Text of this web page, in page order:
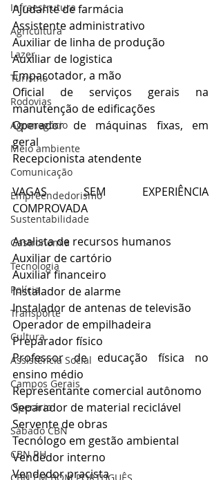
Infraestrutura
Agricultura
Lazer
Turismo
Rodovias
Agronegócio
Meio ambiente
Comunicação
Empreendedorismo
Sustentabilidade
Gastronomia
Tecnologia
Polícia
Transporte
Cultura
Assistência Social
Campos Gerais
Operário
Sábado CBN
CBN RH
Ajudante de farmácia
Assistente administrativo
Auxiliar de linha de produção
Auxiliar de logistica
Empacotador, a mão
Oficial de serviços gerais na
manutenção de edificações
Operador de máquinas fixas, em
geral
Recepcionista atendente
VAGAS SEM EXPERIÊNCIA
COMPROVADA
Analista de recursos humanos
Auxiliar de cartório
Auxiliar financeiro
Instalador de alarme
Instalador de antenas de televisão
Operador de empilhadeira
Preparador físico
Professor de educação física no
ensino médio
Representante comercial autônomo
Separador de material reciclável
Servente de obras
Tecnólogo em gestão ambiental
Vendedor interno
Vendedor pracista